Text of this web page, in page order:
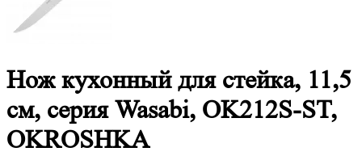
Нож кухонный для стейка, 11,5
см, серия Wasabi, OK212S-ST,
OKROSHKA